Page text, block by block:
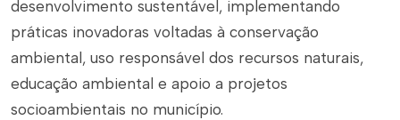
desenvolvimento sustentável, implementando
práticas inovadoras voltadas à conservação
ambiental, uso responsável dos recursos naturais,
educação ambiental e apoio a projetos
socioambientais no município.